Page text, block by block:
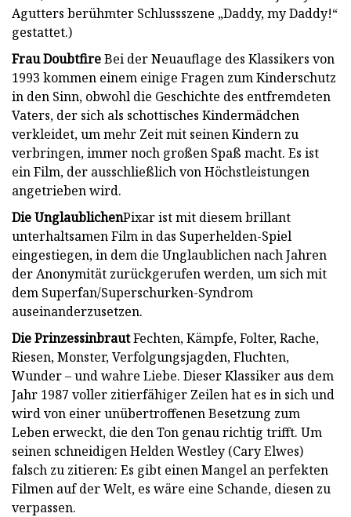
Agutters berühmter Schlussszene „Daddy, my Daddy!“
gestattet.)
Frau DoubtfireBei der Neuauflage des Klassikers von
1993 kommen einem einige Fragen zum Kinderschutz
in den Sinn, obwohl die Geschichte des entfremdeten
Vaters, der sich als schottisches Kindermädchen
verkleidet, um mehr Zeit mit seinen Kindern zu
verbringen, immer noch großen Spaß macht. Es ist
ein Film, der ausschließlich von Höchstleistungen
angetrieben wird.
Die UnglaublichenPixar ist mit diesem brillant
unterhaltsamen Film in das Superhelden-Spiel
eingestiegen, in dem die Unglaublichen nach Jahren
der Anonymität zurückgerufen werden, um sich mit
dem Superfan/Superschurken-Syndrom
auseinanderzusetzen.
Die PrinzessinbrautFechten, Kämpfe, Folter, Rache,
Riesen, Monster, Verfolgungsjagden, Fluchten,
Wunder – und wahre Liebe. Dieser Klassiker aus dem
Jahr 1987 voller zitierfähiger Zeilen hat es in sich und
wird von einer unübertroffenen Besetzung zum
Leben erweckt, die den Ton genau richtig trifft. Um
seinen schneidigen Helden Westley (Cary Elwes)
falsch zu zitieren: Es gibt einen Mangel an perfekten
Filmen auf der Welt, es wäre eine Schande, diesen zu
verpassen.